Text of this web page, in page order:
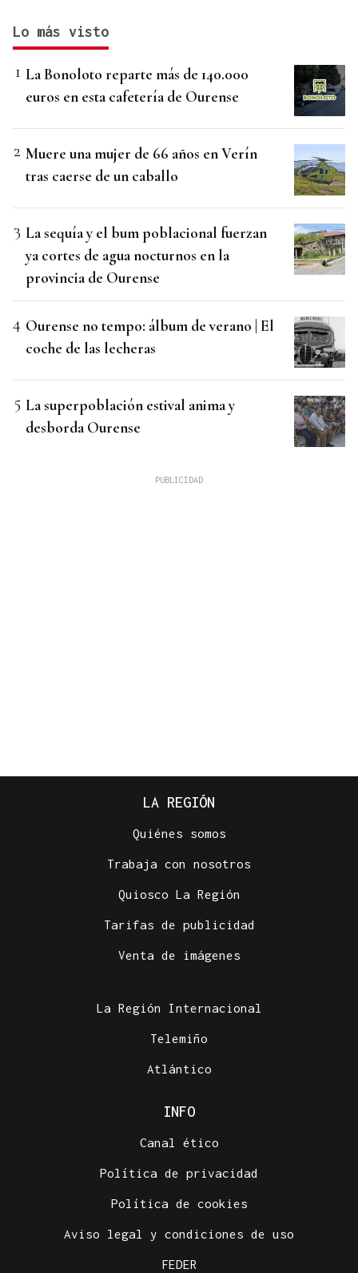
Lo más visto
La Bonoloto reparte más de 140.000
euros en esta cafetería de Ourense
Muere una mujer de 66 años en Verín
tras caerse de un caballo
La sequía y el bum poblacional fuerzan
ya cortes de agua nocturnos en la
provincia de Ourense
Ourense no tempo: álbum de verano | El
coche de las lecheras
La superpoblación estival anima y
desborda Ourense
LA REGIÓN
Quiénes somos
Trabaja con nosotros
Quiosco La Región
Tarifas de publicidad
Venta de imágenes
La Región Internacional
Telemiño
Atlántico
INFO
Canal ético
Política de privacidad
Política de cookies
Aviso legal y condiciones de uso
FEDER